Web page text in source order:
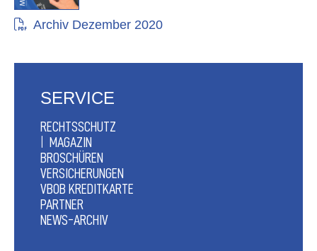
Archiv Dezember 2020
SERVICE
RECHTSSCHUTZ
MAGAZIN
BROSCHÜREN
VERSICHERUNGEN
VBOB KREDITKARTE
PARTNER
NEWS-ARCHIV